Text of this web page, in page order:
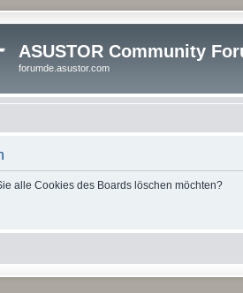
ASUSTOR Community
forumde.asustor.com
alle Cookies des Boards löschen möchten?